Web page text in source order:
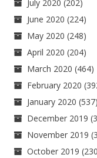
July 2020 (202)
June 2020 (224)
May 2020 (248)
April 2020 (204)
March 2020 (464)
February 2020
January 2020 (537)
December 2019
November 2019
October 2019